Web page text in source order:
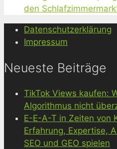
den
Datenschutzerklärung
Impressum
Neueste Beiträge
TikTok Views kaufen:
Algorithmus nicht
E-E-A-T in Zeiten von
Erfahrung, Expertise,
SEO und GEO spielen